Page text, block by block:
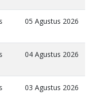
05 Agustus 2026
04 Agustus 2026
03 Agustus 2026